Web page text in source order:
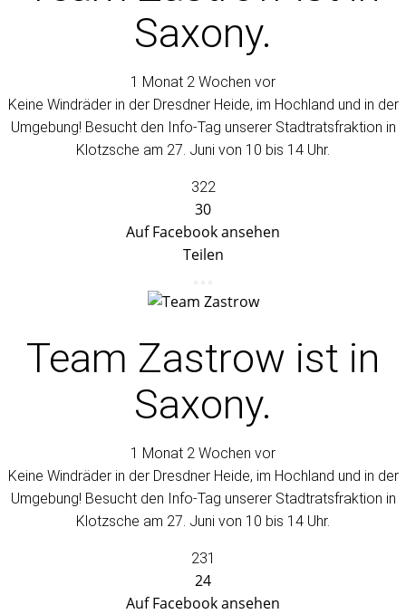
Saxony.
1 Monat 2 Wochen vor
Keine Windräder in der Dresdner Heide, im Hochland und in der
Umgebung! Besucht den Info-Tag unserer Stadtratsfraktion in
Klotzsche am 27. Juni von 10 bis 14 Uhr.
322
30
Auf Facebook ansehen
Teilen
Team Zastrow ist in
Saxony.
1 Monat 2 Wochen vor
Keine Windräder in der Dresdner Heide, im Hochland und in der
Umgebung! Besucht den Info-Tag unserer Stadtratsfraktion in
Klotzsche am 27. Juni von 10 bis 14 Uhr.
231
24
Auf Facebook ansehen